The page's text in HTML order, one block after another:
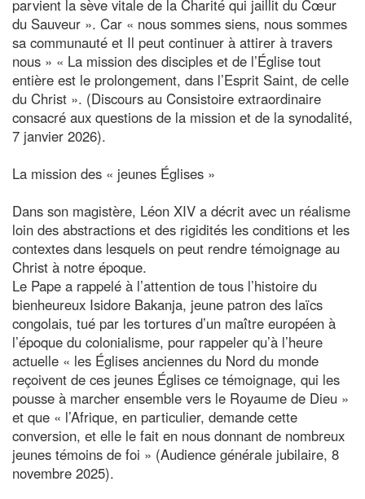
parvient la sève vitale de la Charité qui jaillit du Cœur
du Sauveur ». Car « nous sommes siens, nous sommes
sa communauté et Il peut continuer à attirer à travers
nous » « La mission des disciples et de l’Église tout
entière est le prolongement, dans l’Esprit Saint, de celle
du Christ ». (Discours au Consistoire extraordinaire
consacré aux questions de la mission et de la synodalité,
7 janvier 2026).
La mission des « jeunes Églises »
Dans son magistère, Léon XIV a décrit avec un réalisme
loin des abstractions et des rigidités les conditions et les
contextes dans lesquels on peut rendre témoignage au
Christ à notre époque.
Le Pape a rappelé à l’attention de tous l’histoire du
bienheureux Isidore Bakanja, jeune patron des laïcs
congolais, tué par les tortures d’un maître européen à
l’époque du colonialisme, pour rappeler qu’à l’heure
actuelle « les Églises anciennes du Nord du monde
reçoivent de ces jeunes Églises ce témoignage, qui les
pousse à marcher ensemble vers le Royaume de Dieu »
et que « l’Afrique, en particulier, demande cette
conversion, et elle le fait en nous donnant de nombreux
jeunes témoins de foi » (Audience générale jubilaire, 8
novembre 2025).